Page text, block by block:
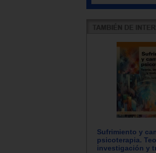
Sufrimiento y
psicoterapia.
investigación y